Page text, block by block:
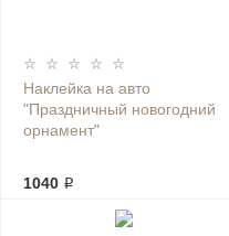
Наклейка на авто
"Праздничный новогодний
орнамент"
1040 ₽